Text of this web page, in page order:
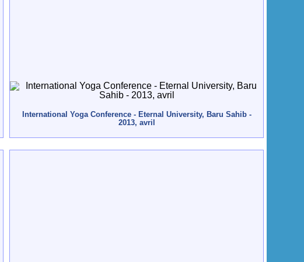
International Yoga Conference - Eternal University, Baru Sahib -
2013, avril